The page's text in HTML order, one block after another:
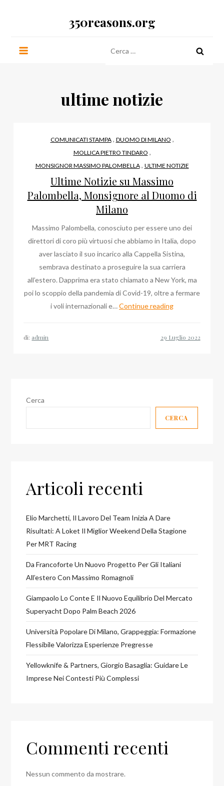
350reasons.org
per:
ultime notizie
COMUNICATI STAMPA, DUOMO DI MILANO ,
MOLLICA PIETRO TINDARO ,
MONSIGNOR MASSIMO PALOMBELLA, ULTIME NOTIZIE
Ultime Notizie su Massimo
Palombella, Monsignore al Duomo di
Milano
Massimo Palombella, conosciuto per essere uno dei
direttori di coro più virtuosi che abbiamo in Italia, dopo
aver lasciato il suo incarico alla Cappella Sistina,
sembrava destinato a proseguire la sua carriera
all’estero. Dapprima era stato chiamato a New York, ma
poi lo scoppio della pandemia di Covid-19, oltre a fermare
i voli internazionali e…Continue readingUltime
di
Milano
di: admin
Cerca
CERCA
Articoli recenti
Elio Marchetti, Il Lavoro Del Team Inizia A Dare
Risultati: A Loket Il Miglior Weekend Della Stagione
Per MRT Racing
Da Francoforte Un Nuovo Progetto Per Gli Italiani
All’estero Con Massimo Romagnoli
Giampaolo Lo Conte E Il Nuovo Equilibrio Del Mercato
Superyacht Dopo Palm Beach 2026
Università Popolare Di Milano, Grappeggia: Formazione
Flessibile Valorizza Esperienze Pregresse
Yellowknife & Partners, Giorgio Basaglia: Guidare Le
Imprese Nei Contesti Più Complessi
Commenti recenti
Nessun commento da mostrare.